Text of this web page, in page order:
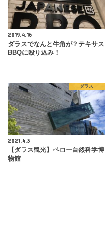
2019.4.16
ダラスでなんと牛角が？テキサス
BBQに殴り込み！
ダラス
2021.4.3
【ダラス観光】ペロー自然科学博
物館